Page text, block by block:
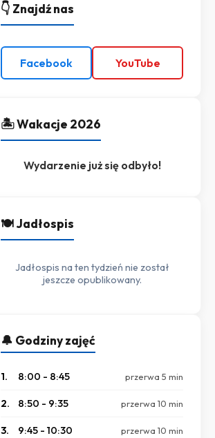
👇 Znajdź nas
Facebook YouTube
🏝️ Wakacje 2026
Wydarzenie już się odbyło!
🍽️ Jadłospis
Jadłospis na ten tydzień nie został
jeszcze opublikowany.
🔔 Godziny zajęć
1. 8:00 - 8:45 przerwa 5 min
2. 8:50 - 9:35 przerwa 10 min
3. 9:45 - 10:30 przerwa 10 min